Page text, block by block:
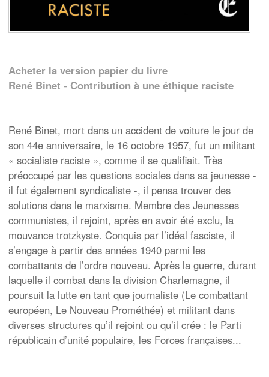
Acheter la version papier du livre
René Binet - Contribution à une éthique raciste
René Binet, mort dans un accident de voiture le jour de
son 44e anniversaire, le 16 octobre 1957, fut un militant
« socialiste raciste », comme il se qualifiait. Très
préoccupé par les questions sociales dans sa jeunesse -
il fut également syndicaliste -, il pensa trouver des
solutions dans le marxisme. Membre des Jeunesses
communistes, il rejoint, après en avoir été exclu, la
mouvance trotzkyste. Conquis par l’idéal fasciste, il
s’engage à partir des années 1940 parmi les
combattants de l’ordre nouveau. Après la guerre, durant
laquelle il combat dans la division Charlemagne, il
poursuit la lutte en tant que journaliste (Le combattant
européen, Le Nouveau Prométhée) et militant dans
diverses structures qu’il rejoint ou qu’il crée : le Parti
républicain d’unité populaire, les Forces françaises...